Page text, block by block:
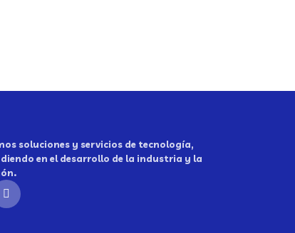
soluciones y servicios de tecnología,
en el desarrollo de la industria y la